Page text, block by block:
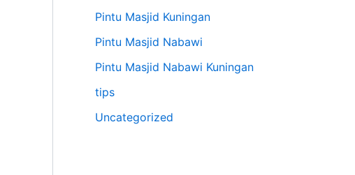
Pintu Masjid Kuningan
Pintu Masjid Nabawi
Pintu Masjid Nabawi Kuningan
tips
Uncategorized